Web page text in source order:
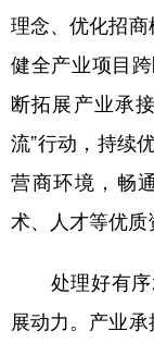
理念、优化招商
健全产业项目
断拓展产业承
流”行动，持续
营商环境，畅
术、人才等优质
处理好有序
展动力。产业